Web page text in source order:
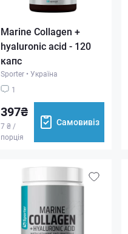
Marine Collagen +
hyaluronic acid - 120
капс
Sporter • Україна
1
397₴
7 ₴ /
порція
Самовивіз